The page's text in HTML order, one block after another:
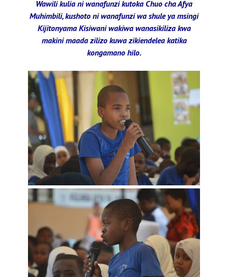
Wawili kulia ni wanafunzi kutoka Chuo cha Afya
Muhimbili, kushoto ni wanafunzi wa shule ya msingi
Kijitonyama Kisiwani wakiwa wanasikiliza kwa
makini maada zilizo kuwa zikiendelea katika
kongamano hilo.